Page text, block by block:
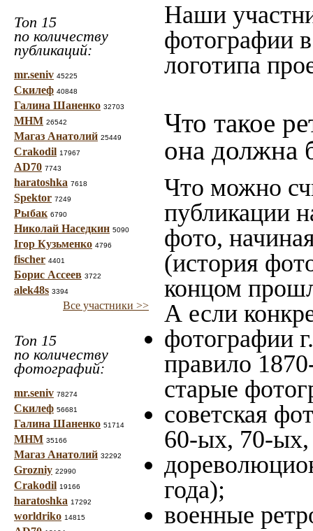
Топ 15
по количеству
публикаций:
mr.seniv 45225
Скилеф 40848
Галина Шаненко 32703
МНМ 26542
Магаз Анатолий 25449
Crakodil 17967
AD70 7743
haratoshka 7618
Spektor 7249
Рыбак 6790
Николай Наседкин 5090
Ігор Кузьменко 4796
fischer 4401
Борис Ассеев 3722
alek48s 3394
Все участники >>
Топ 15
по количеству
фотографий:
mr.seniv 78274
Скилеф 56681
Галина Шаненко 51714
МНМ 35166
Магаз Анатолий 32292
Grozniy 22990
Crakodil 19166
haratoshka 17292
worldriko 14815
Наши
фотографии
логотипа
Что такое
она должна
Что можно
публикации
фото,
(история
концом
А если
фотографии
правило
старые
советская
60-ых, 70-ых,
года);
военные